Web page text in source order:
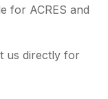
for ACRES and
us directly for